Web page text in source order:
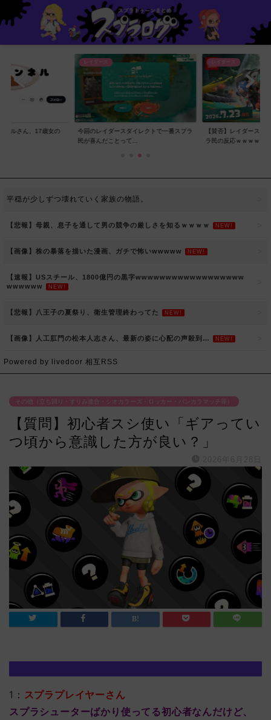
ネルさん、17歳女の
レイダース
今回のレイダースダイレクトで一番スプラ
民が喜んだことって...
レイダース
【賛否】レイダースダ
ラ民の反応ｗｗｗｗ...
平穏が少しずつ壊れていく家族の物語。
【悲報】母親、息子を通して男の競争の厳しさを知るｗｗｗｗ NEW!
【画像】株の暴落を描いた漫画、ガチで怖いwwwww NEW!
【速報】USスチール、1800億円の黒字wwwwwwwwwwwwwwwwww
wwwwww
NEW!
【悲報】八王子の夏祭り、衛生管理終わってた NEW!
【画像】人工肛門の松本人志さん、最新の姿に心配の声殺到… NEW!
Powered by livedoor 相互RSS
その他（立ち回り・すりみ連合・シオカラーズ・ロッカー・バンカラマッチ等）
【質問】初心者スシ使い「ギアってい
つ頃から意識した方が良い？」
1： スプラプレイヤーさん
スプラシューターばかり使ってる初心者なんだけど、